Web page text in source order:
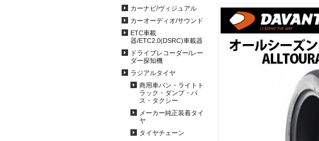
カーナビ/ヴィジュアル
カーオーディオ/サウンド
ETC車載
器/ETC2.0(DSRC)車載器
ドライブレコーダー/レー
ダー探知機
ラジアルタイヤ
商用車バン・ライトト
ラック・ダンプ・バ
ス・タクシー
メーカー純正装着タイ
ヤ
タイヤチェーン